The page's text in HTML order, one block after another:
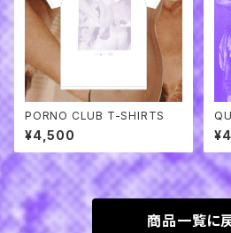
PORNO CLUB T-SHIRTS
¥4,500
商品一覧に